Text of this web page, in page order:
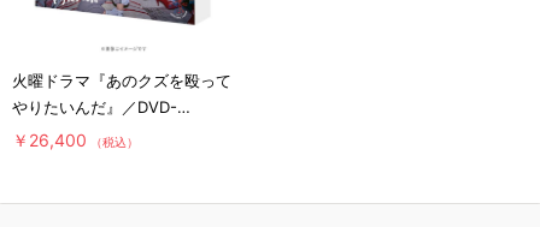
火曜ドラマ『あのクズを殴って
やりたいんだ』／DVD-
BOX（送料無料・6枚組）
￥26,400 （税込）